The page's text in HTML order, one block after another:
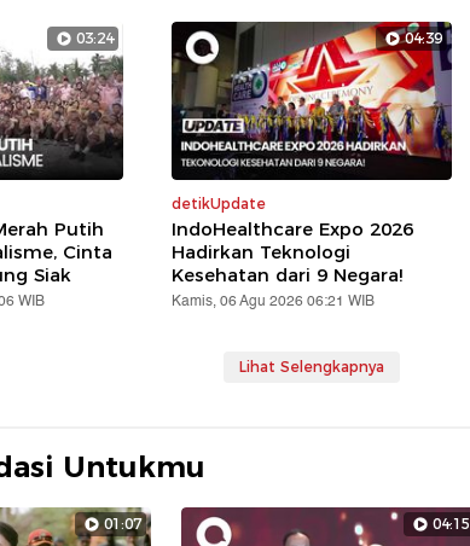
03:24
Putih
Cinta
Siak
WIB
04:39
detikUpdate
IndoHealthcare Expo 2026
Hadirkan Teknologi
Kesehatan dari 9 Negara!
Kamis, 06 Agu 2026 06:21 WIB
Lihat Selengkapnya
Untukmu
01:07 04:15